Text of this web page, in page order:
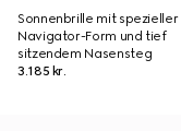
Sonnenbrille mit spezieller
Navigator-Form und tief
sitzendem Nasensteg
3.185 kr.